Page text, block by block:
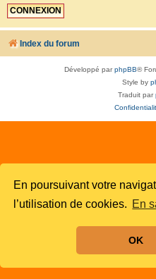
En poursuivant votre
l’utilisation de cookies. En
OK
Index du forum
Développé parphpBB®
Style by
Traduit par